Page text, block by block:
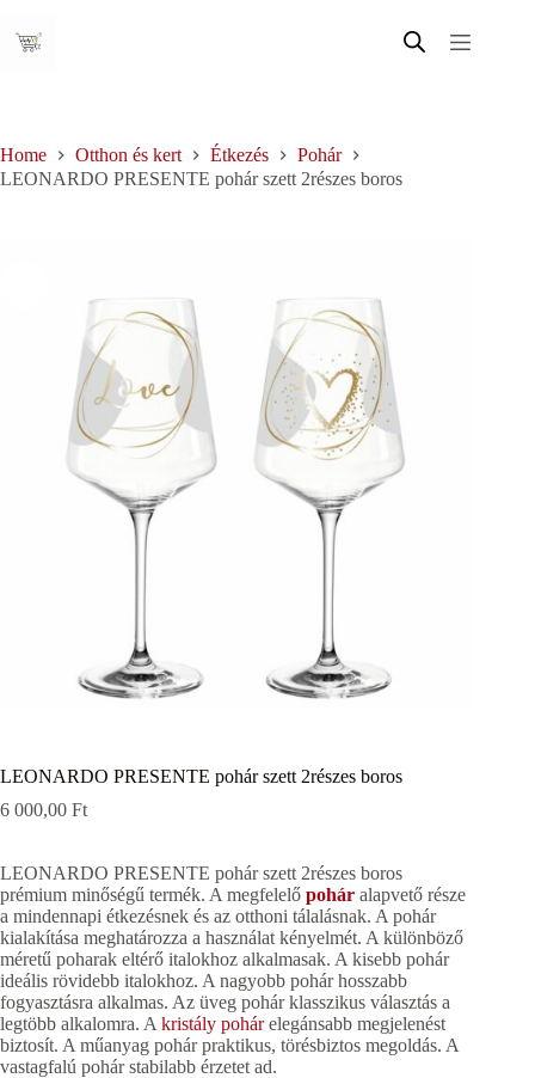
content
Home Otthon és kert Étkezés
Pohár
LEONARDO PRESENTE pohár szett 2részes boros
LEONARDO PRESENTE pohár szett 2részes boros
6 000,00 Ft
LEONARDO PRESENTE pohár szett 2részes boros
prémium minőségű termék. A megfelelő pohár alapvető része
a mindennapi étkezésnek és az otthoni tálalásnak. A pohár
kialakítása meghatározza a használat kényelmét. A különböző
méretű poharak eltérő italokhoz alkalmasak. A kisebb pohár
ideális rövidebb italokhoz. A nagyobb pohár hosszabb
fogyasztásra alkalmas. Az üveg pohár klasszikus választás a
legtöbb alkalomra. A kristály pohárelegánsabb megjelenést
biztosít. A műanyag pohár praktikus, törésbiztos megoldás. A
vastagfalú pohár stabilabb érzetet ad.